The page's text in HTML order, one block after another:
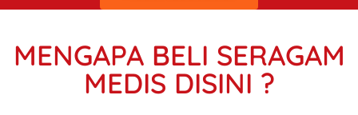
MENGAPA BELI SERAGAM
MEDIS DISINI ?